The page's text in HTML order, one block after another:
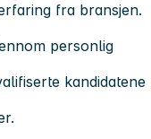
fra bransjen.
personlig
kandidatene